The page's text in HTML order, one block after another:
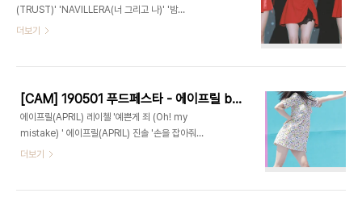
(TRUST)' 'NAVILLERA(너 그리고 나)' '밤
(Time for the moon night)' "인사 토크" "사행
더보기
[CAM] 190501 푸드페스타 - 에이프릴 by Harry
에이프릴(APRIL) 레이첼 '예쁜게 죄 (Oh! my
mistake) ' 에이프릴(APRIL) 진솔 '손을 잡아줘
(Take My Hand) ' 직캠(fancam) 에이프릴
더보기